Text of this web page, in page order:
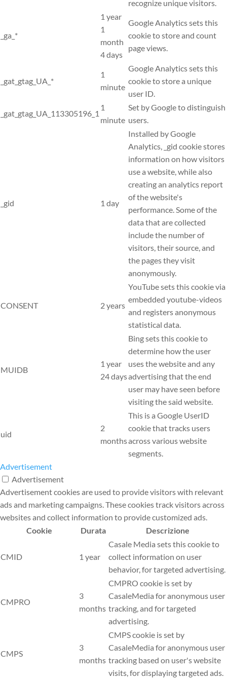
recognize unique visitors.
_ga_*
1 year
1
month
4 days
Google Analytics sets this
cookie to store and count
page views.
_gat_gtag_UA_*
1
minute
Google Analytics sets this
cookie to store a unique
user ID.
_gat_gtag_UA_113305196_1
1
minute
Set by Google to distinguish
users.
_gid 1 day
Installed by Google
Analytics, _gid cookie stores
information on how visitors
use a website, while also
creating an analytics report
of the website's
performance. Some of the
data that are collected
include the number of
visitors, their source, and
the pages they visit
anonymously.
CONSENT 2 years
YouTube sets this cookie via
embedded youtube-videos
and registers anonymous
statistical data.
MUIDB
1 year
24 days
Bing sets this cookie to
determine how the user
uses the website and any
advertising that the end
user may have seen before
visiting the said website.
uid
2
months
This is a Google UserID
cookie that tracks users
across various website
segments.
Advertisement
Advertisement
Advertisement cookies are used to provide visitors with relevant
ads and marketing campaigns. These cookies track visitors across
websites and collect information to provide customized ads.
Cookie
Durata Descrizione
CMID 1 year
Casale Media sets this cookie to
collect information on user
behavior, for targeted advertising.
CMPRO
3
months
CMPRO cookie is set by
CasaleMedia for anonymous user
tracking, and for targeted
advertising.
CMPS
3
months
CMPS cookie is set by
CasaleMedia for anonymous user
tracking based on user's website
visits, for displaying targeted ads.